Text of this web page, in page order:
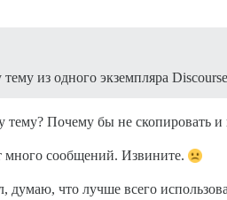
из одного экземпляра
Почему бы не скопировать и
много сообщений. Извините.
думаю, что лучше всего